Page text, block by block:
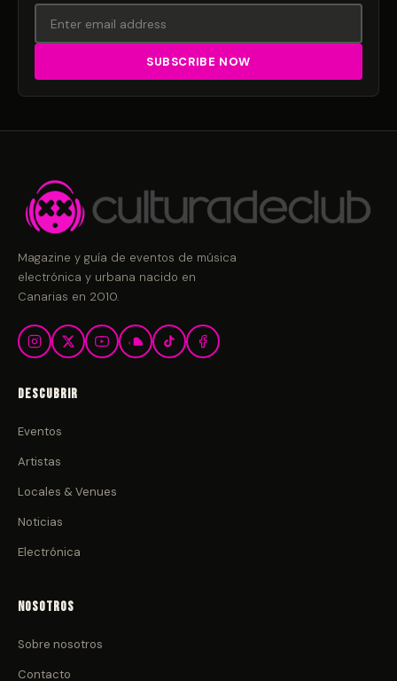
Magazine y guía de eventos de música
electrónica y urbana nacido en
Canarias en 2010.
Descubrir
Eventos
Artistas
Locales & Venues
Noticias
Electrónica
Nosotros
Sobre nosotros
Contacto